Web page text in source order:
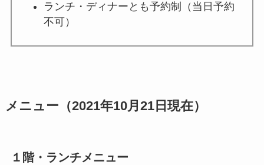
ランチ・ディナーとも予約制（当日予約
不可）
メニュー（2021年10月21日現在）
１階・ランチメニュー